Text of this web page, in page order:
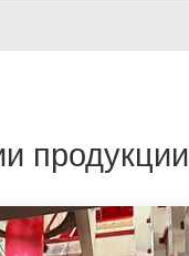
продукции